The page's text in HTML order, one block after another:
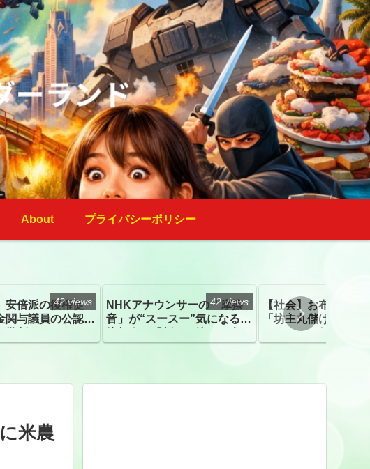
About プライバシーポリシー
安倍派の復権促
与議員の公認、
42 views
NHKアナウンサーの「摩擦
音」が“スースー”気になる指
聴こえる。聴きづらい」
42 views
【社会】お布施、戒
「坊主丸儲け」は
ほとんどが年収３０
下「地方の寺の僧侶
米農